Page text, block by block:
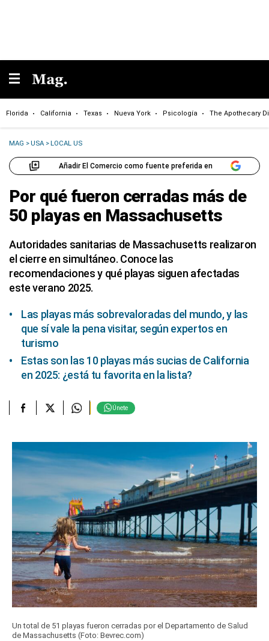
Florida California Texas Nueva York Psicología The Apothecary
MAG >USA >LOCAL US
Añadir El Comercio como fuente preferida en
Por qué fueron cerradas más de
50 playas en Massachusetts
Autoridades sanitarias de Massachusetts realizaron
el cierre en simultáneo. Conoce las
recomendaciones y qué playas siguen afectadas
este verano 2025.
Las playas más sobrevaloradas del mundo, y las
que sí vale la pena visitar, según expertos en
turismo
Estas son las 10 playas más sucias de California
en 2025: ¿está tu favorita en la lista?
Únete
Un total de 51 playas fueron cerradas por el Departamento de Salud
de Massachusetts (Foto: Bevrec.com)